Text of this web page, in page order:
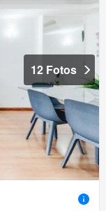
12 Fotos